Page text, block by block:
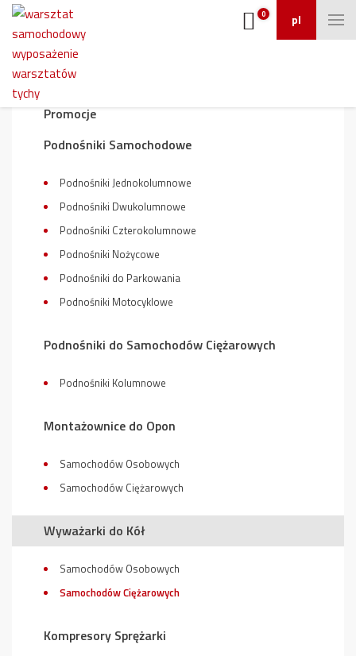
pl
0
Wyposażenie warsztatu
Promocje
Podnośniki Samochodowe
Podnośniki Jednokolumnowe
Podnośniki Dwukolumnowe
Podnośniki Czterokolumnowe
Podnośniki Nożycowe
Podnośniki do Parkowania
Podnośniki Motocyklowe
Podnośniki do Samochodów Ciężarowych
Podnośniki Kolumnowe
Montażownice do Opon
Samochodów Osobowych
Samochodów Ciężarowych
Wyważarki do Kół
Samochodów Osobowych
Samochodów Ciężarowych
Kompresory Sprężarki